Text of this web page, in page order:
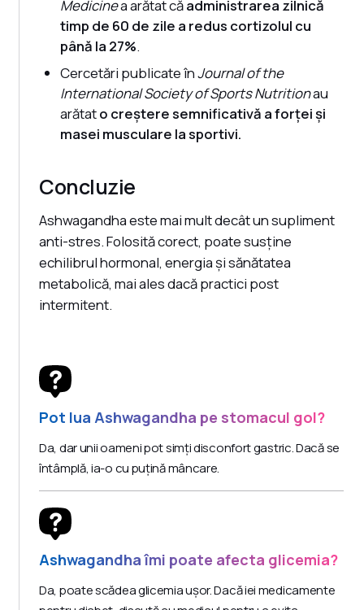
Medicinea arătat căadministrarea zilnică
timp de 60 de zile a redus cortizolul cu
până la 27%.
Cercetări publicate înJournal of the
International Society of Sports Nutritionau
arătato creștere semnificativă a forței și
masei musculare la sportivi.
Concluzie
Ashwagandha este mai mult decât un supliment
anti-stres. Folosită corect, poate susține
echilibrul hormonal, energia și sănătatea
metabolică, mai ales dacă practici post
intermitent.
Pot lua Ashwagandha pe stomacul gol?
Da, dar unii oameni pot simți disconfort gastric. Dacă se
întâmplă, ia-o cu puțină mâncare.
Ashwagandha îmi poate afecta glicemia?
Da, poate scădea glicemia ușor. Dacă iei medicamente